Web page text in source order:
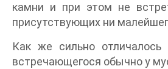
камни и при этом не
присутствующих ни
Как же сильно отличалось
встречающегося обычно у